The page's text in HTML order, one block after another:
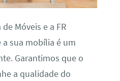
Móveis e a FR
sua mobília é um
Garantimos que o
a qualidade do